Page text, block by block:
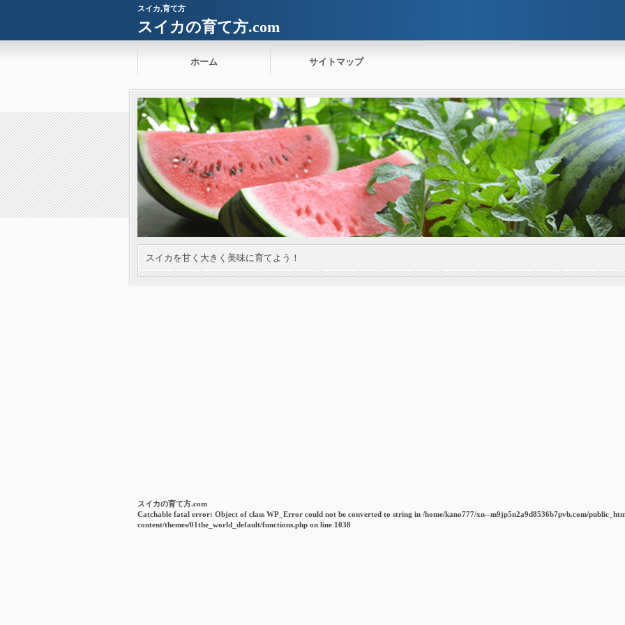
スイカ,育て方
スイカの育て方.com
ホーム サイトマップ
スイカを甘く大きく美味に育てよう！
スイカの育て方.com
Catchable fatal error: Object of class WP_Error could not be converted to string in /home/kano777/xn--m9jp5n2a9d8536b7pvb.com/
content/themes/01the_world_default/functions.php on line 1038